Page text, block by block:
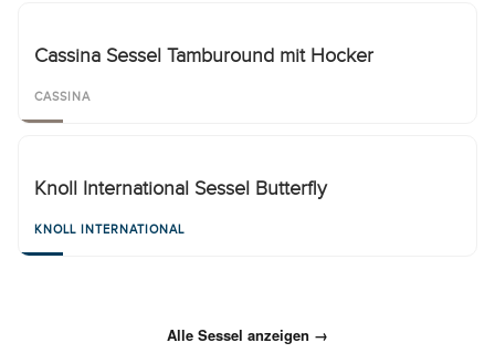
Cassina Sessel Tamburound mit Hocker
CASSINA
Knoll International Sessel Butterfly
KNOLL INTERNATIONAL
Alle Sessel anzeigen →